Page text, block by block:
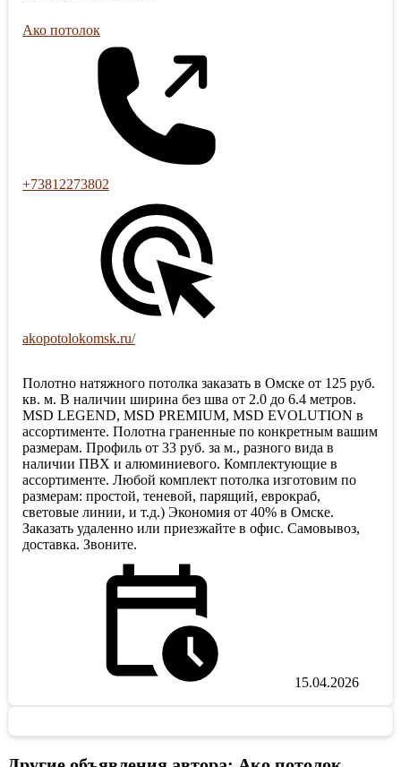
Ако потолок
+73812273802
akopotolokomsk.ru/
Полотно натяжного потолка заказать в Омске от 125 руб.
кв. м. В наличии ширина без шва от 2.0 до 6.4 метров.
MSD LEGEND, MSD PREMIUM, MSD EVOLUTION в
ассортименте. Полотна граненные по конкретным вашим
размерам. Профиль от 33 руб. за м., разного вида в
наличии ПВХ и алюминиевого. Комплектующие в
ассортименте. Любой комплект потолка изготовим по
размерам: простой, теневой, парящий, еврокраб,
световые линии, и т.д.) Экономия от 40% в Омске.
Заказать удаленно или приезжайте в офис. Самовывоз,
доставка. Звоните.
15.04.2026